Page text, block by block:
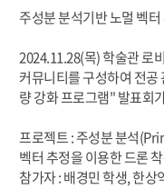
주성분 분석기반 노멀 벡
2024.11.28(목) 학술관 로
커뮤니티를 구성하여 전
량 강화 프로그램" 발표회
프로젝트 : 주성분 분석
벡터 추정을 이용한 드론
참가자 : 배경민 학생, 한상